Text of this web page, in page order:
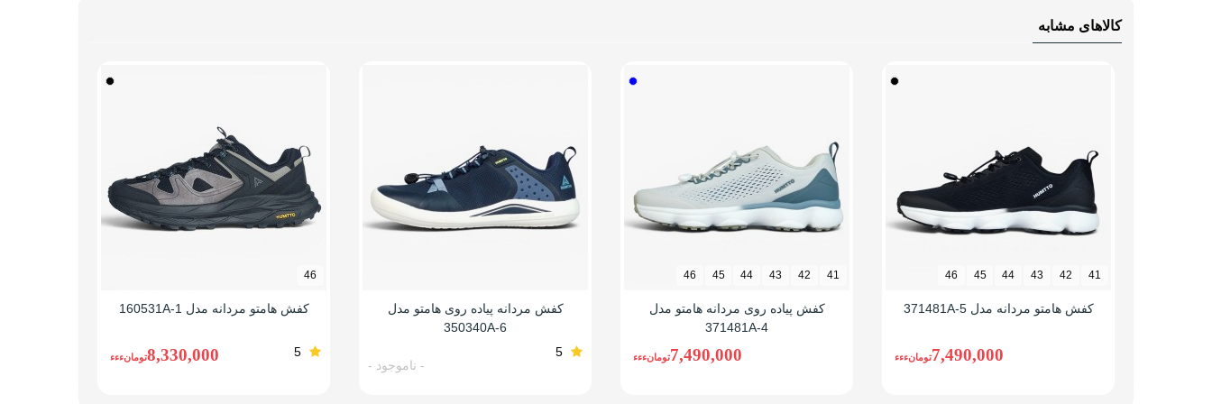
سایز 42: 380 گرم، سایز 44: 419 گرم
راهنمای قالب محصول قالب این مدل جمع جور می باشد از سایز شهری خودتان یک سایز بزرگ تر سفارش بدهید.
کالاهای مشابه
41
42
43
44
45
46
کفش هامتو مردانه مدل 371481A-5
7,490,000تومانءءء
41
42
43
44
45
46
کفش پیاده روی مردانه هامتو مدل
371481A-4
7,490,000تومانءءء
کفش مردانه پیاده روی هامتو مدل
350340A-6
5
- ناموجود -
46
کفش هامتو مردانه مدل 160531A-1
5
8,330,000تومانءءء